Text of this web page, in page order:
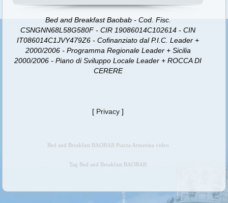
Bed and Breakfast Baobab - Cod. Fisc.
CSNGNN68L58G580F - CIR 19086014C102614 - CIN
IT086014C1JVY479Z6 - Cofinanziato dal P.I.C. Leader +
2000/2006 - Programma Regionale Leader + Sicilia
2000/2006 - Piano di Sviluppo Locale Leader + ROCCA DI
CERERE
[ Privacy ]
Bed and Breakfast BAOBAB Piazza Armerina video
Tag Bed and Breakfast BAOBAB